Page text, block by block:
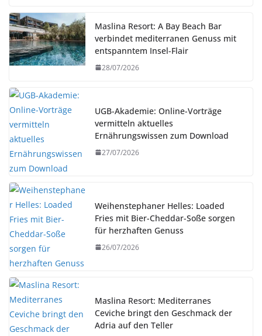
Maslina Resort: A Bay Beach Bar
verbindet mediterranen Genuss mit
entspanntem Insel-Flair
28/07/2026
UGB-Akademie: Online-Vorträge
vermitteln aktuelles
Ernährungswissen zum Download
27/07/2026
Weihenstephaner Helles: Loaded
Fries mit Bier-Cheddar-Soße sorgen
für herzhaften Genuss
26/07/2026
Maslina Resort: Mediterranes
Ceviche bringt den Geschmack der
Adria auf den Teller